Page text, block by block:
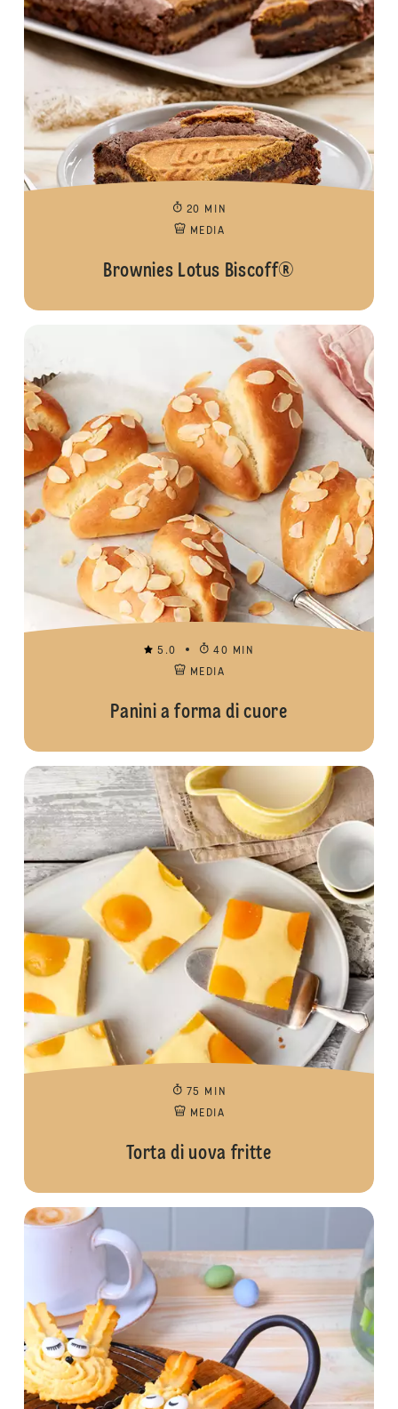
20 MIN
MEDIA
Brownies Lotus Biscoff®
5.0
40 MIN
MEDIA
Panini a forma di cuore
75 MIN
MEDIA
Torta di uova fritte